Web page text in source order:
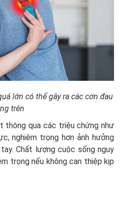
lớn có thể gây ra các cơn đau
trên
thông qua các triệu chứng như
nghiêm trọng hơn ảnh hưởng
Chất lượng cuộc sống nguy
trọng nếu không can thiệp kịp